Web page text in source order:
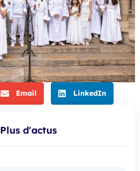
Email LinkedIn
Plus d'actus